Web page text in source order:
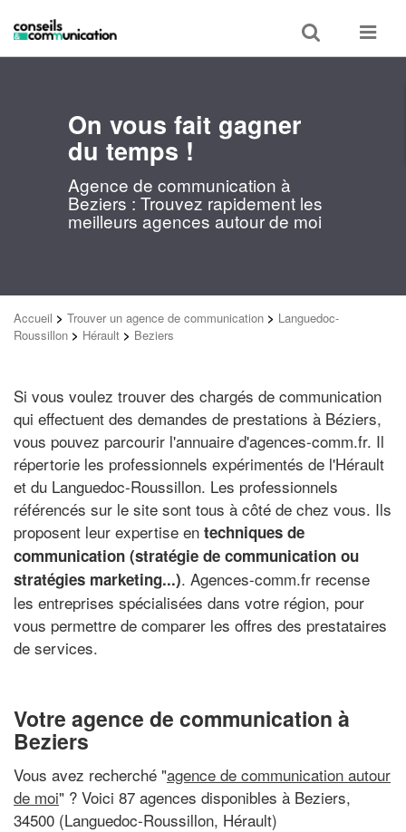
Toggle
search
Toggle
On vous fait gagner
du temps !
Agence de communication à
Beziers : Trouvez rapidement les
meilleurs agences autour de moi
Accueil > Trouver un agence de communication > Languedoc-
Roussillon > Hérault > Beziers
Si vous voulez trouver des chargés de communication
qui effectuent des demandes de prestations à Béziers,
vous pouvez parcourir l'annuaire d'agences-comm.fr. Il
répertorie les professionnels expérimentés de l'Hérault
et du Languedoc-Roussillon. Les professionnels
référencés sur le site sont tous à côté de chez vous. Ils
proposent leur expertise en techniques de
communication (stratégie de communication ou
stratégies marketing...). Agences-comm.fr recense
les entreprises spécialisées dans votre région, pour
vous permettre de comparer les offres des prestataires
de services.
Votre agence de communication à
Beziers
Vous avez recherché "agence de communication autour
de moi" ? Voici 87 agences disponibles à Beziers,
34500 (Languedoc-Roussillon, Hérault)